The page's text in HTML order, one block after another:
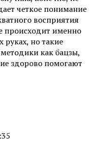
четкое понимание
восприятия
происходит именно
руках, но такие
как бацзы,
здорово помогают